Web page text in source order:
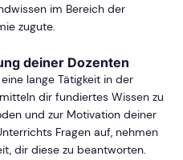
im Bereich der
zugute.
deiner Dozenten
lange Tätigkeit in der
dir fundiertes Wissen zu
und zur Motivation deiner
Fragen auf, nehmen
dir diese zu beantworten.